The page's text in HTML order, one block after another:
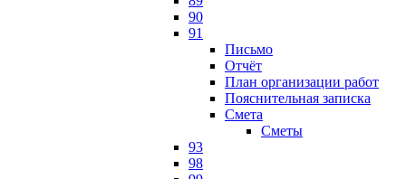
90
91
Письмо
Отчёт
План организации работ
Пояснительная записка
Смета
Сметы
93
98